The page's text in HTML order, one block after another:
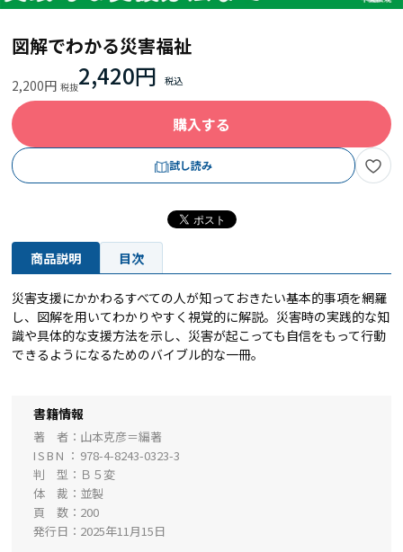
図解でわかる災害福祉
2,200円 2,420円
購入する
試し読み
商品説明 目次
災害支援にかかわるすべての人が知っておきたい基本的事項を網羅
し、図解を用いてわかりやすく視覚的に解説。災害時の実践的な知
識や具体的な支援方法を示し、災害が起こっても自信をもって行動
できるようになるためのバイブル的な一冊。
書籍情報
著 者
山本克彦＝編著
ISBN
978-4-8243-0323-3
判 型
Ｂ５変
体 裁
並製
頁 数
200
発行日
2025年11月15日